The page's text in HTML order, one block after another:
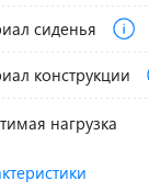
сиденья
конструкции
нагрузка